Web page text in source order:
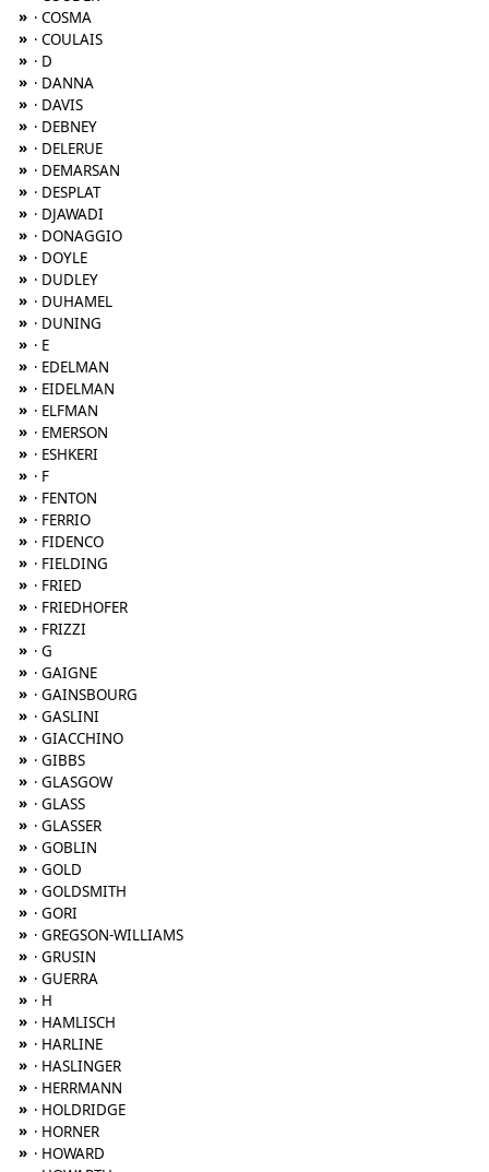
» · COSMA
» · COULAIS
» · D
» · DANNA
» · DAVIS
» · DEBNEY
» · DELERUE
» · DEMARSAN
» · DESPLAT
» · DJAWADI
» · DONAGGIO
» · DOYLE
» · DUDLEY
» · DUHAMEL
» · DUNING
» · E
» · EDELMAN
» · EIDELMAN
» · ELFMAN
» · EMERSON
» · ESHKERI
» · F
» · FENTON
» · FERRIO
» · FIDENCO
» · FIELDING
» · FRIED
» · FRIEDHOFER
» · FRIZZI
» · G
» · GAIGNE
» · GAINSBOURG
» · GASLINI
» · GIACCHINO
» · GIBBS
» · GLASGOW
» · GLASS
» · GLASSER
» · GOBLIN
» · GOLD
» · GOLDSMITH
» · GORI
» · GREGSON-WILLIAMS
» · GRUSIN
» · GUERRA
» · H
» · HAMLISCH
» · HARLINE
» · HASLINGER
» · HERRMANN
» · HOLDRIDGE
» · HORNER
» · HOWARD